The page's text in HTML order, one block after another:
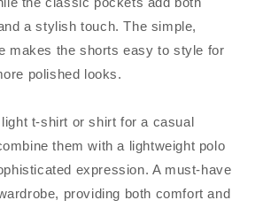
a stylish touch. The simple,
makes the shorts easy to style for
polished looks.
t-shirt or shirt for a casual
them with a lightweight polo
expression. A must-have
providing both comfort and